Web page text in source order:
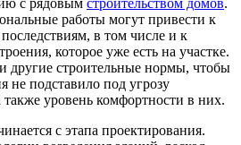
работы могут привести к
в том числе и к
которое уже есть на участке.
другие строительные нормы, чтобы
не подставило под угрозу
уровень комфортности в них.
с этапа проектирования.